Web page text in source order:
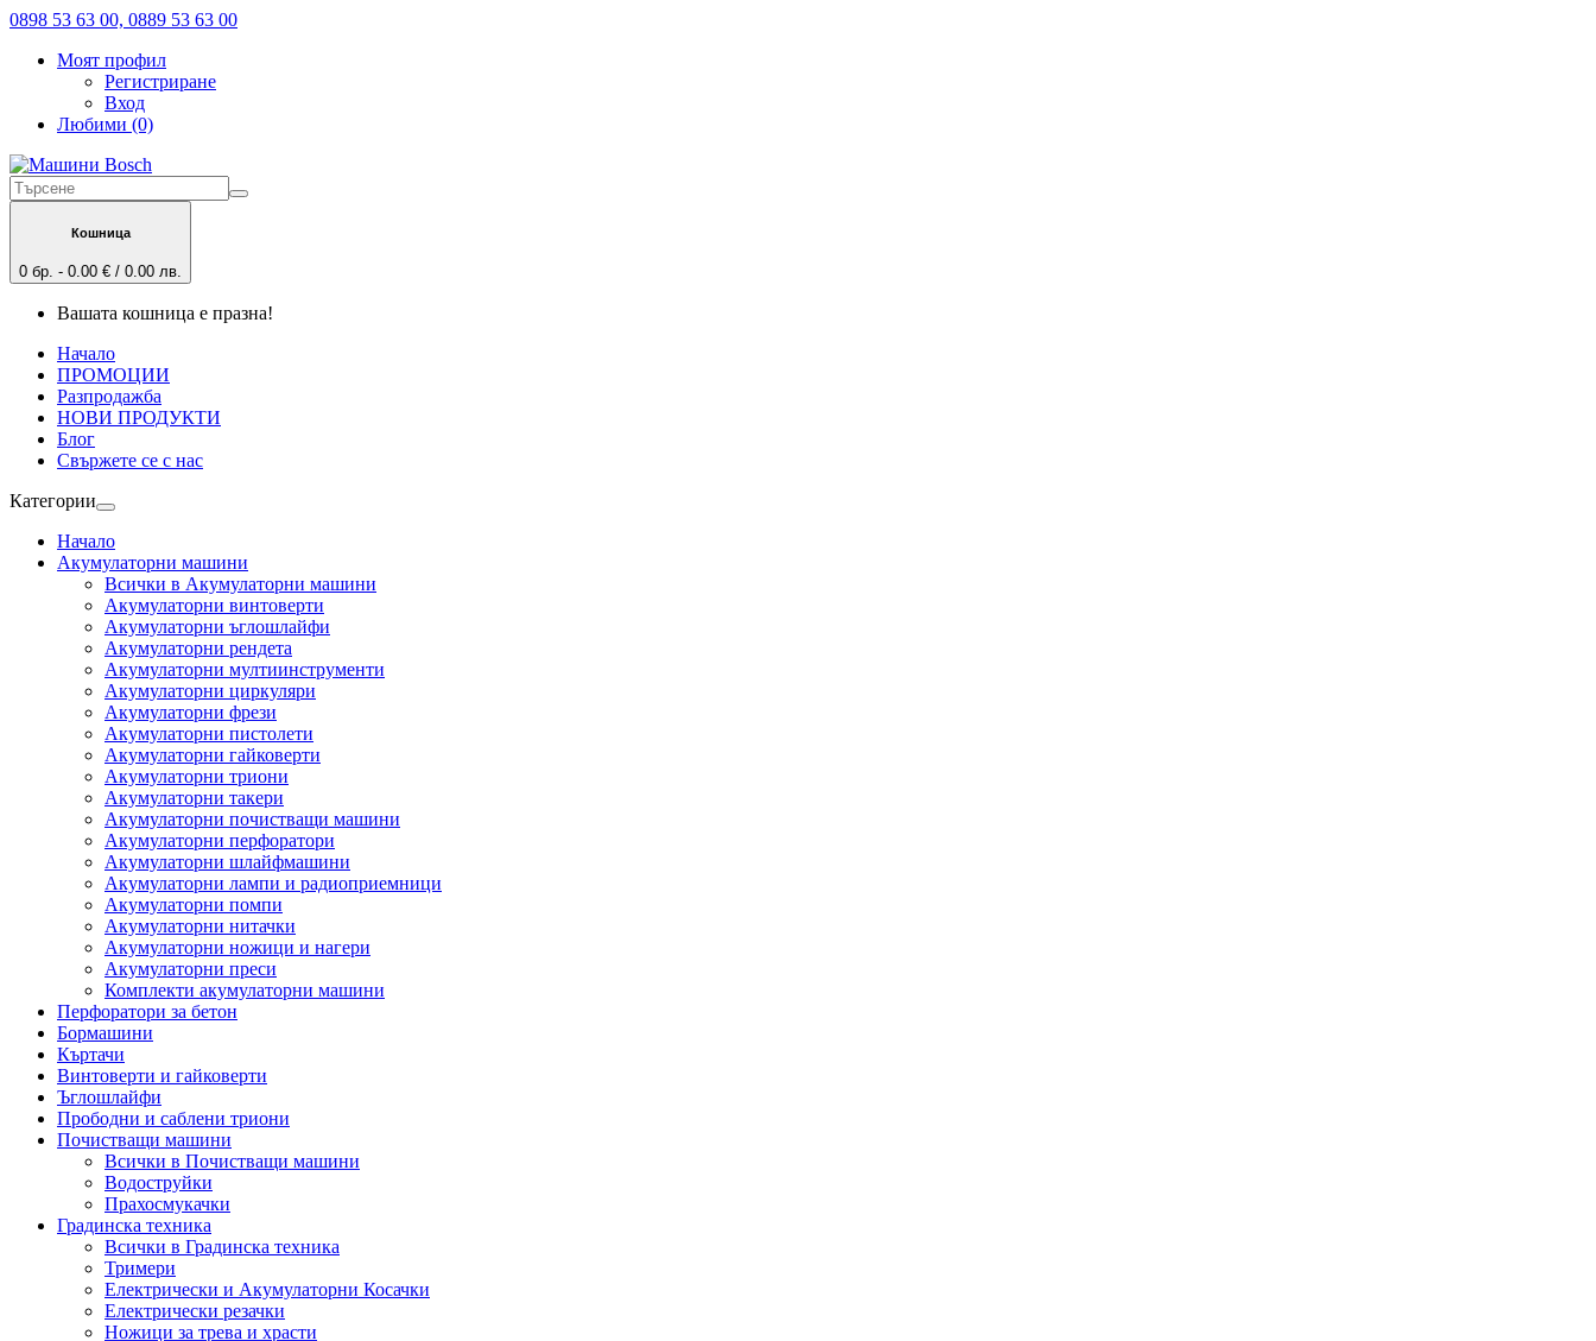
0898 53 63 00, 0889 53 63 00
Моят профил
Регистриране
Вход
Любими (0)
Кошница
0 бр. - 0.00 € / 0.00 лв.
Вашата кошница е празна!
Начало
ПРОМОЦИИ
Разпродажба
НОВИ ПРОДУКТИ
Блог
Свържете се с нас
Категории
Начало
Акумулаторни машини
Всички в Акумулаторни машини
Акумулаторни винтоверти
Акумулаторни ъглошлайфи
Акумулаторни рендета
Акумулаторни мултиинструменти
Акумулаторни циркуляри
Акумулаторни фрези
Акумулаторни пистолети
Акумулаторни гайковерти
Акумулаторни триони
Акумулаторни такери
Акумулаторни почистващи машини
Акумулаторни перфоратори
Акумулаторни шлайфмашини
Акумулаторни лампи и радиоприемници
Акумулаторни помпи
Акумулаторни нитачки
Акумулаторни ножици и нагери
Акумулаторни преси
Комплекти акумулаторни машини
Перфоратори за бетон
Бормашини
Къртачи
Винтоверти и гайковерти
Ъглошлайфи
Прободни и саблени триони
Почистващи машини
Всички в Почистващи машини
Водоструйки
Прахосмукачки
Градинска техника
Всички в Градинска техника
Тримери
Електрически и Акумулаторни Косачки
Електрически резачки
Ножици за трева и храсти